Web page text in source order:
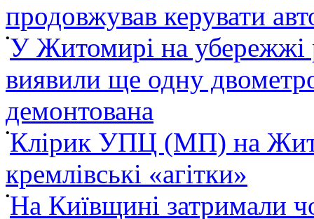
продовжував керувати
•У Житомирі на убережжі
виявили ще одну
демонтована
•Клірик УПЦ (МП) на
кремлівські «агітки»
•На Київщині затримали